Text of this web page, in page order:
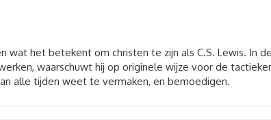
wat het betekent om christen te zijn als C.S. Lewis. In
waarschuwt hij op originele wijze voor de
alle tijden weet te vermaken, en bemoedigen.